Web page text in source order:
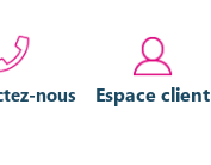
nous Espace client